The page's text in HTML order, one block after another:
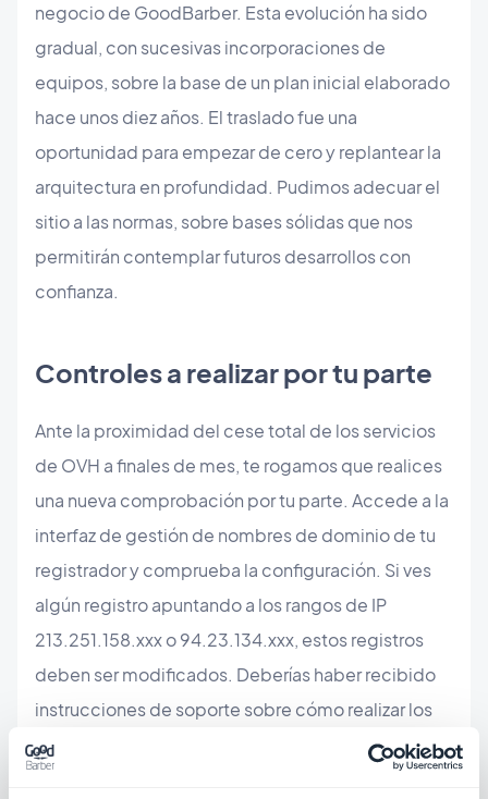
negocio de GoodBarber. Esta evolución ha sido
gradual, con sucesivas incorporaciones de
equipos, sobre la base de un plan inicial elaborado
hace unos diez años. El traslado fue una
oportunidad para empezar de cero y replantear la
arquitectura en profundidad. Pudimos adecuar el
sitio a las normas, sobre bases sólidas que nos
permitirán contemplar futuros desarrollos con
confianza.
Controles a realizar por tu parte
Ante la proximidad del cese total de los servicios
de OVH a finales de mes, te rogamos que realices
una nueva comprobación por tu parte. Accede a la
interfaz de gestión de nombres de dominio de tu
registrador y comprueba la configuración. Si ves
algún registro apuntando a los rangos de IP
213.251.158.xxx o 94.23.134.xxx, estos registros
deben ser modificados. Deberías haber recibido
instrucciones de soporte sobre cómo realizar los
cambios. Si no has recibido nuestras instrucciones
y ves estas IPs en la configuración de tu dominio,